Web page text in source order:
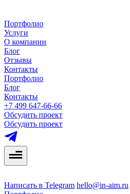
Портфолио
Услуги
О компании
Блог
Отзывы
Контакты
Портфолио
Блог
Контакты
+7 499 647-66-66
Обсудить проект
Обсудить проект
Написать в Telegram hello@in-aim.ru